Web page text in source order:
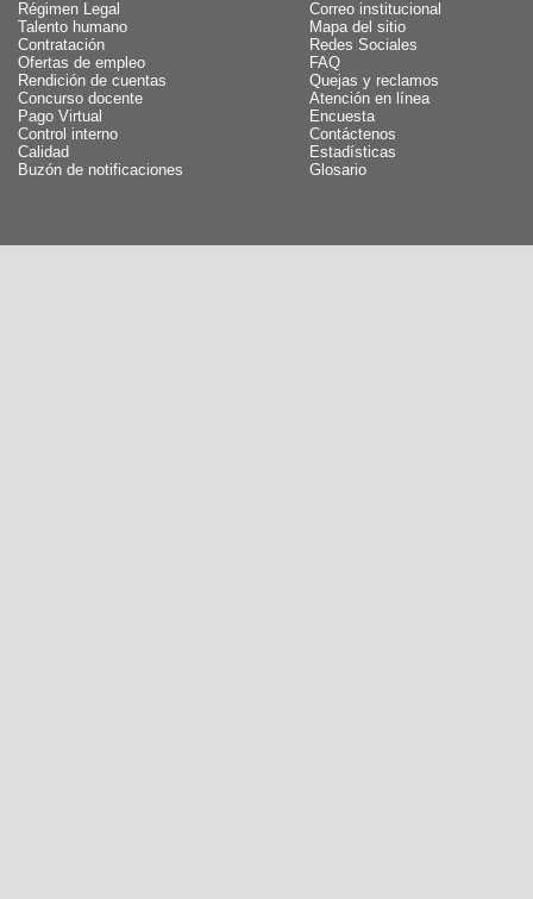
Régimen Legal
Talento humano
Contratación
Ofertas de empleo
Rendición de cuentas
Concurso docente
Pago Virtual
Control interno
Calidad
Buzón de notificaciones
Correo institucional
Mapa del sitio
Redes Sociales
FAQ
Quejas y reclamos
Atención en línea
Encuesta
Contáctenos
Estadísticas
Glosario